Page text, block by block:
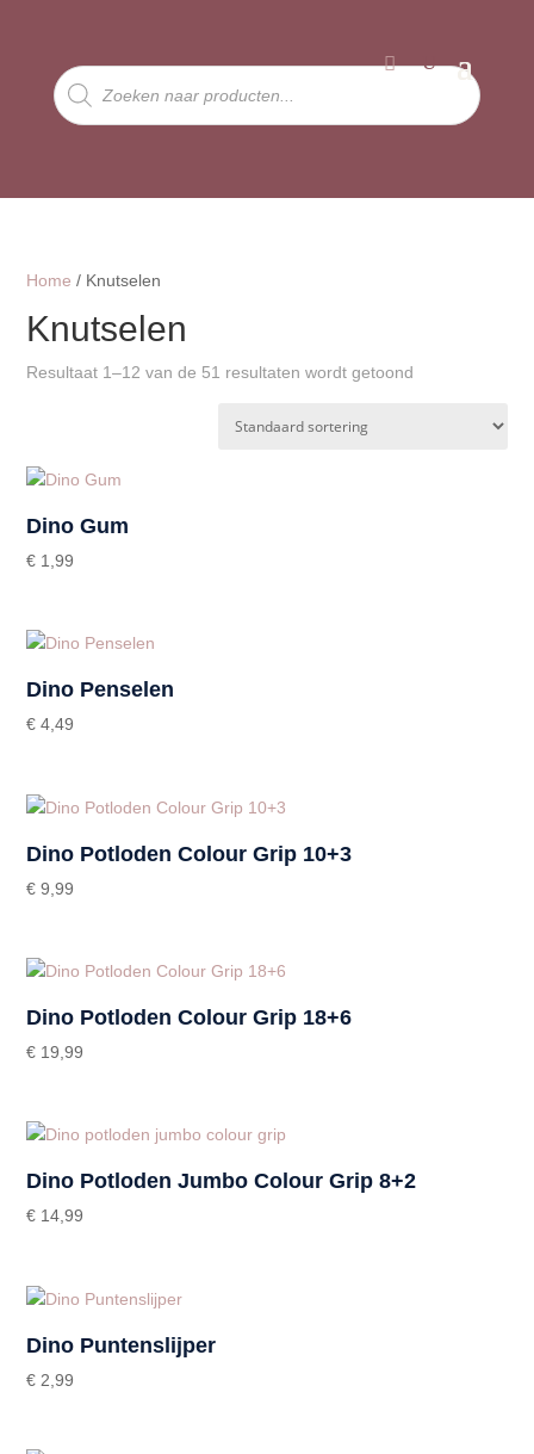
Producten
zoeken
Home / Knutselen
Knutselen
Resultaat 1–12 van de 51 resultaten wordt getoond
Dino Gum
€ 1,99
Dino Penselen
€ 4,49
Dino Potloden Colour Grip 10+3
€ 9,99
Dino Potloden Colour Grip 18+6
€ 19,99
Dino Potloden Jumbo Colour Grip 8+2
€ 14,99
Dino Puntenslijper
€ 2,99